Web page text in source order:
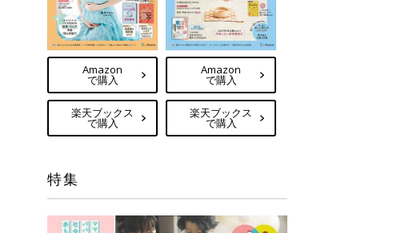
Amazon
で購入
楽天ブックス
で購入
Amazon
で購入
楽天ブックス
で購入
特集